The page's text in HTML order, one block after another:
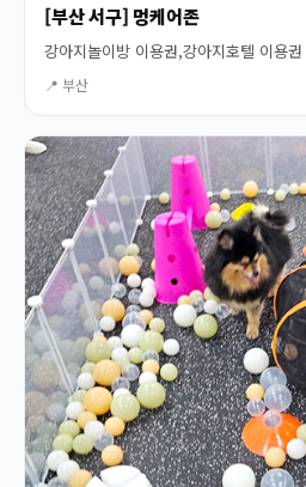
[부산 서구] 멍케어존
강아지놀이방 이용권,강아지호텔 이용권
📍 부산